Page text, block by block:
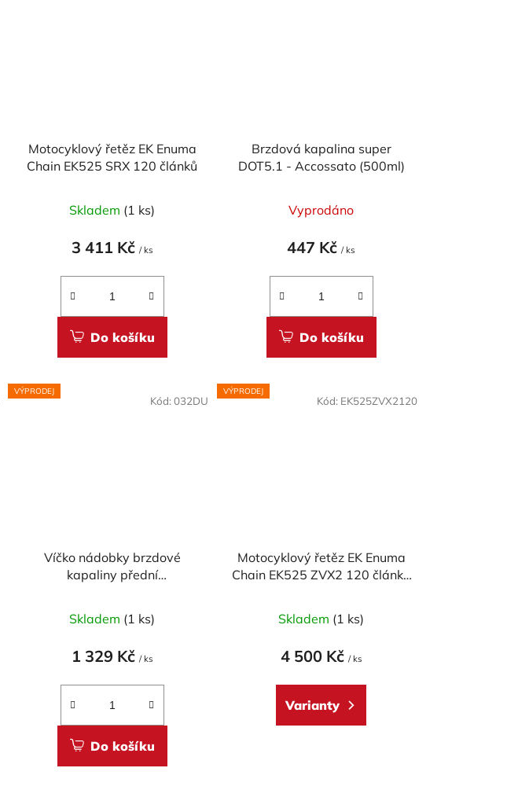
Motocyklový řetěz EK Enuma
Chain EK525 SRX 120 článků
Skladem (1 ks)
3 411 Kč / ks
Do košíku
Brzdová kapalina super
DOT5.1 - Accossato (500ml)
Vyprodáno
447 Kč/ ks
Do košíku
VÝPRODEJ
Víčko nádobky brzdové
kapaliny přední
Skladem (1 ks)
1 329 Kč / ks
Do košíku
Kód:032DU
VÝPRODEJ
Motocyklový řetěz EK Enuma
Chain EK525 ZVX2 120 článků
Skladem (1 ks)
4 500 Kč / ks
Varianty
Kód: EK525ZVX2120